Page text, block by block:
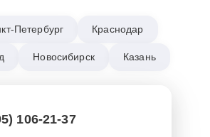
Петербург Краснодар
Новосибирск Казань
106-21-37